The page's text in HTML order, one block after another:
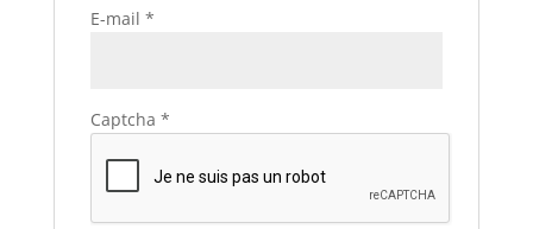
E-mail *
Captcha *